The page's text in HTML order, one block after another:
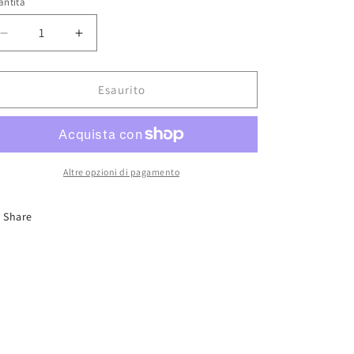
Diminuisci
quantità
per
A6M5
1/72
Aumenta
quantità
per
Mitsubishi
A6M5
Fighter
1/72
Esaurito
Altre opzioni di pagamento
Share